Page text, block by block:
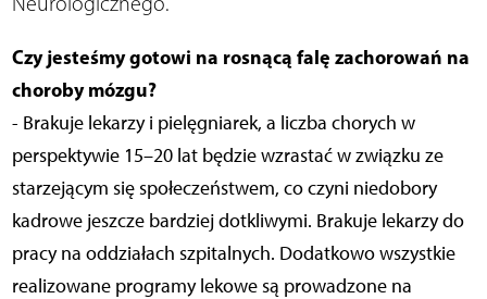
Czy jesteśmy gotowi na rosnącą falę zachorowań na
choroby mózgu?
- Brakuje lekarzy i pielęgniarek, a liczba chorych w
perspektywie 15–20 lat będzie wzrastać w związku ze
starzejącym się społeczeństwem, co czyni niedobory
kadrowe jeszcze bardziej dotkliwymi. Brakuje lekarzy do
pracy na oddziałach szpitalnych. Dodatkowo wszystkie
realizowane programy lekowe są prowadzone na